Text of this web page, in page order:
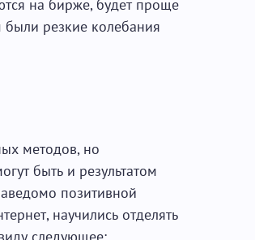
на бирже, будет проще
резкие колебания
методов, но
быть и результатом
позитивной
научились отделять